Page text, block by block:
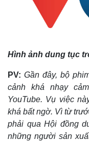
Tin nóng
Hình ảnh dung tục
PV: Gần đây, bộ
cảnh khá nhạy
YouTube. Vụ việc
khá bất ngờ. Vì từ
phải qua Hội đồng
những người sản